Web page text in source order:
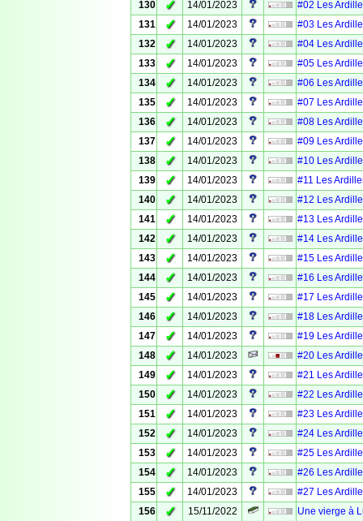
130 ✓ 14/01/2023
#02 Les
131
✓ 14/01/2023
#03 Les
132
✓ 14/01/2023
#04 Les
133
✓ 14/01/2023
#05 Les
134
✓ 14/01/2023
#06 Les
135
✓ 14/01/2023
#07 Les
136
✓ 14/01/2023
#08 Les
137
✓ 14/01/2023
#09 Les
138
✓ 14/01/2023
#10 Les
139
✓ 14/01/2023
#11 Les
140
✓ 14/01/2023
#12 Les
141
✓ 14/01/2023
#13 Les
142
✓ 14/01/2023
#14 Les
143
✓ 14/01/2023
#15 Les
144
✓ 14/01/2023
#16 Les
145
✓ 14/01/2023
#17 Les
146
✓ 14/01/2023
#18 Les
147
✓ 14/01/2023
#19 Les
148
✓ 14/01/2023
#20 Les
149
✓ 14/01/2023
#21 Les
150
✓ 14/01/2023
#22 Les
151
✓ 14/01/2023
#23 Les
152
✓ 14/01/2023
#24 Les
153
✓ 14/01/2023
#25 Les
154
✓ 14/01/2023
#26 Les
155
✓ 14/01/2023
#27 Les
156
✓ 15/11/2022
Une vierge à